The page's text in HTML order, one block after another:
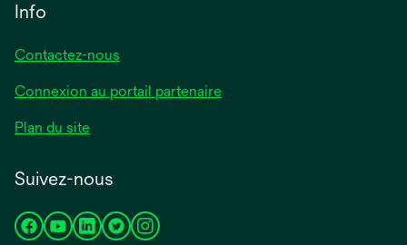
Info
Contactez-nous
Connexion au portail partenaire
Plan du site
Suivez-nous
s’ouvres’ouvres’ouvres’ouvres’ouvre